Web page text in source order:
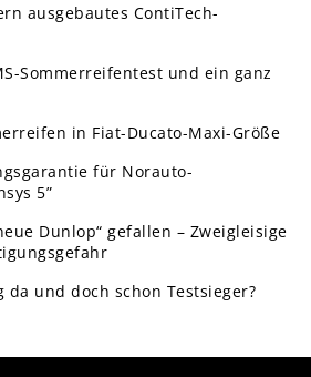
ausgebautes ContiTech-
Sommerreifentest und ein ganz
in Fiat-Ducato-Maxi-Größe
für Norauto-
5”
Dunlop“ gefallen – Zweigleisige
und doch schon Testsieger?